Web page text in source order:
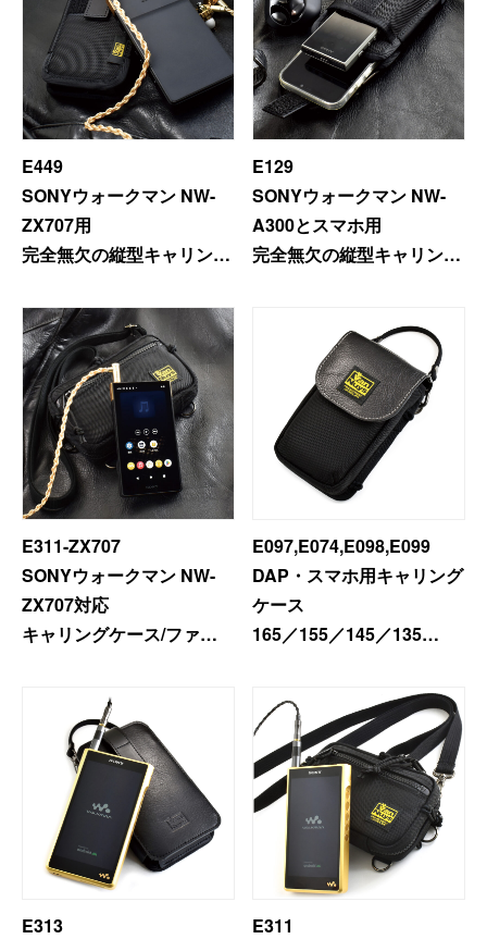
E449
SONYウォークマン NW-
ZX707用
完全無欠の縦型キャリング
E129
SONYウォークマン NW-
A300とスマホ用
完全無欠の縦型キャリング
E311-ZX707
SONYウォークマン NW-
ZX707対応
キャリングケース/ファス
E097,E074,E098,E099
DAP・スマホ用キャリング
ケース
165／155／145／135
E313
E311